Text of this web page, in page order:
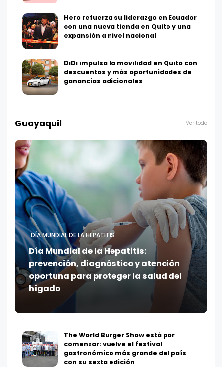
Hero refuerza su liderazgo en Ecuador
con una nueva tienda en Quito y una
expansión a nivel nacional
DiDi impulsa la movilidad en Quito con
descuentos y más oportunidades de
ganancias adicionales
Guayaquil Ver todo
DÍA MUNDIAL DE LA HEPATITIS:
Día Mundial de la Hepatitis:
prevención, diagnóstico y atención
oportuna para proteger la salud del
hígado
The World Burger Show está por
comenzar: vuelve el festival
gastronómico más grande del país
con su sexta edición